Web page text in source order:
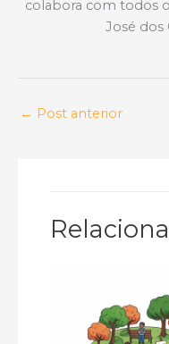
colabora com todos
José dos
← Post anterior